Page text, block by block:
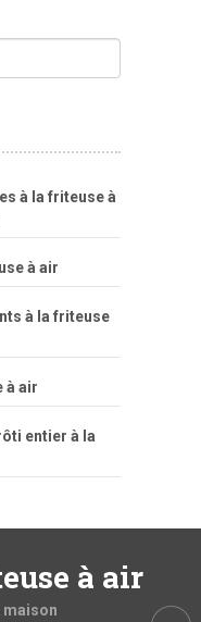
à la friteuse à
à air
à la friteuse
à air
entier à la
à air
maison